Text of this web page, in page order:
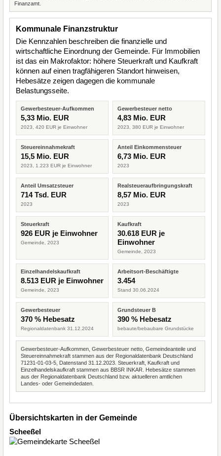
Finanzamt.
Kommunale Finanzstruktur
Die Kennzahlen beschreiben die finanzielle und
wirtschaftliche Einordnung der Gemeinde. Für Immobilien
ist das ein Makrofaktor: höhere Steuerkraft und Kaufkraft
können auf einen tragfähigeren Standort hinweisen,
Hebesätze zeigen dagegen die kommunale
Belastungsseite.
Gewerbesteuer-Aufkommen
5,33 Mio. EUR
2023, 420 EUR je Einwohner
Gewerbesteuer netto
4,83 Mio. EUR
2023, 380 EUR je Einwohner
Steuereinnahmekraft
15,5 Mio. EUR
2023, 1.223 EUR je Einwohner
Anteil Einkommensteuer
6,73 Mio. EUR
2023
Anteil Umsatzsteuer
714 Tsd. EUR
2023
Realsteueraufbringungskraft
8,57 Mio. EUR
2023
Steuerkraft
926 EUR je Einwohner
Gemeinde, 2023
Kaufkraft
30.618 EUR je
Einwohner
Gemeinde, 2023
Einzelhandelskaufkraft
8.513 EUR je Einwohner
Gemeinde, 2023
Arbeitsort-Beschäftigte
3.454
Stand 30.06.2024
Gewerbesteuer
370 % Hebesatz
Regionaldatenbank 31.12.2024
Grundsteuer B
390 % Hebesatz
bebaute/bebaubare Grundstücke
Gewerbesteuer-Aufkommen, Gewerbesteuer netto, Gemeindeanteile und
Steuereinnahmekraft stammen aus der Regionaldatenbank Deutschland
71231-01-03-5, Datenstand 31.12.2023. Steuerkraft, Kaufkraft und
Einzelhandelskaufkraft stammen aus BBSR INKAR. Hebesätze stammen
aus der Regionaldatenbank Deutschland bzw. aktuelleren amtlichen
Landes- oder Gemeindedaten.
Übersichtskarten in der Gemeinde
Scheeßel